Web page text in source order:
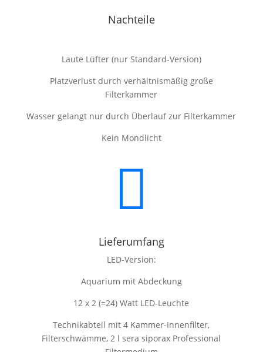
Nachteile
Laute Lüfter (nur Standard-Version)
Platzverlust durch verhältnismäßig große
Filterkammer
Wasser gelangt nur durch Überlauf zur Filterkammer
Kein Mondlicht

Lieferumfang
LED-Version:
Aquarium mit Abdeckung
12 x 2 (=24) Watt LED-Leuchte
Technikabteil mit 4 Kammer-Innenfilter,
Filterschwämme, 2 l sera siporax Professional